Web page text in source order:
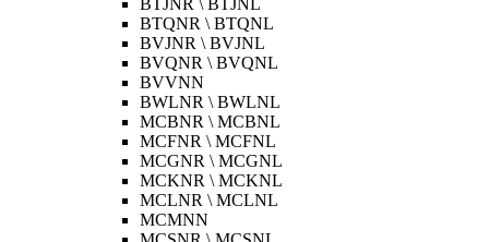
BTJNR \ BTJNL
BTQNR \ BTQNL
BVJNR \ BVJNL
BVQNR \ BVQNL
BVVNN
BWLNR \ BWLNL
MCBNR \ MCBNL
MCFNR \ MCFNL
MCGNR \ MCGNL
MCKNR \ MCKNL
MCLNR \ MCLNL
MCMNN